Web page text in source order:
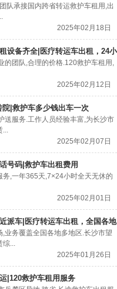
队承接国内跨省转运救护车租用,出
2025年02月18日
设备齐全|医疗转运车出租，24小
的团队,合理的价格.120救护车租用,
2025年02月12日
|救护车多少钱出车一次
送服务.工作人员经验丰富,为长沙市
...
2025年02月07日
号码|救护车出租费用
,一年365天,7×24小时全天无休的
2025年02月01日
派车|医疗转运车出租，全国各地
业务覆盖全国各地多地区.长沙市望
综...
2025年01月26日
|120救护车租用服务